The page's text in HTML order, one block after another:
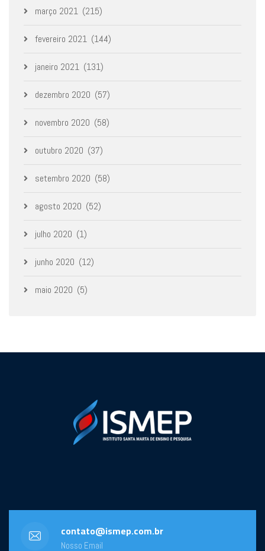
março 2021 (215)
fevereiro 2021 (144)
janeiro 2021 (131)
dezembro 2020 (57)
novembro 2020 (58)
outubro 2020 (37)
setembro 2020 (58)
agosto 2020 (52)
julho 2020 (1)
junho 2020 (12)
maio 2020 (5)
contato@ismep.com.br
Nosso Email